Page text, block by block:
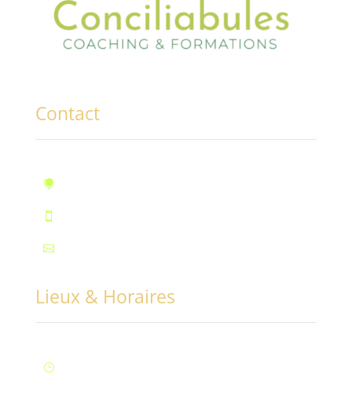
Contact



Lieux & Horaires
}